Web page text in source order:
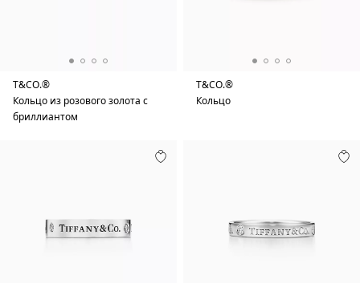
T&CO.®
Кольцо из розового золота с
бриллиантом
T&CO.®
Кольцо